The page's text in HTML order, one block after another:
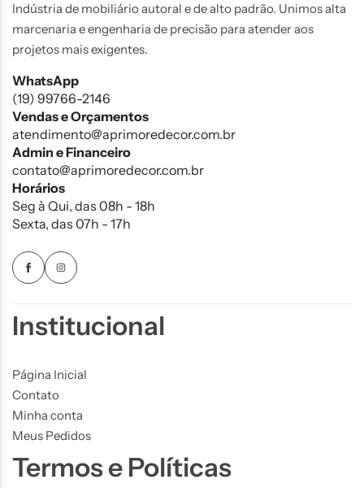
Indústria de mobiliário autoral e de alto padrão. Unimos alta
marcenaria e engenharia de precisão para atender aos
projetos mais exigentes.
WhatsApp
(19) 99766-2146
Vendas e Orçamentos
atendimento@aprimoredecor.com.br
Admin e Financeiro
contato@aprimoredecor.com.br
Horários
Seg à Qui, das 08h - 18h
Sexta, das 07h - 17h
Institucional
Página Inicial
Contato
Minha conta
Meus Pedidos
Termos e Políticas